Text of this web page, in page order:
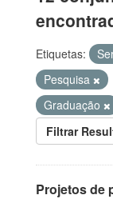
Etiquetas:
Pesquisa
Graduação
Filtrar
Projetos de